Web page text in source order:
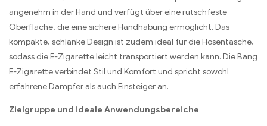
angenehm in der Hand und verfügt über eine rutschfeste
Oberfläche, die eine sichere Handhabung ermöglicht. Das
kompakte, schlanke Design ist zudem ideal für die Hosentasche,
sodass die E-Zigarette leicht transportiert werden kann. Die Bang
E-Zigarette verbindet Stil und Komfort und spricht sowohl
erfahrene Dampfer als auch Einsteiger an.
Zielgruppe und ideale Anwendungsbereiche